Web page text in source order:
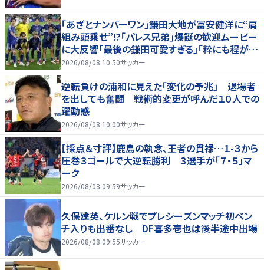
｢あざとナンバーワン｣鎌田大地が冨安健洋に“肩
組み頭乗せ”!?｢パレス兄弟｣爆誕の歓迎ムービー
に大反響｢最後の鎌田可愛すぎる｣｢粋にも程があ
る！」
2026/08/08 10:50サッカー
逆転負けの浦和に見えた「変化の予兆」 退場者
を出しても奮闘 戦術的変更が呼んだ１０人での
躍動感
2026/08/08 10:00サッカー
【採点＆寸評】鹿島の執念、王者の貫禄…１-３から
圧巻３ゴールで大逆転勝利 ３選手が「７・５」マ
ーク
2026/08/08 09:59サッカー
久保建英、ケルン戦でプレシーズンマッチ初ベン
チ入りも出番なし DF喜多壱也は後半途中出場
2026/08/08 09:55サッカー